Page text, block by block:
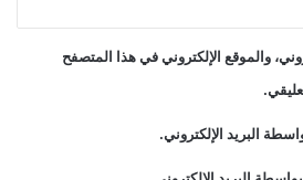
والموقع الإلكتروني في هذا المتصفح
البريد الإلكتروني.